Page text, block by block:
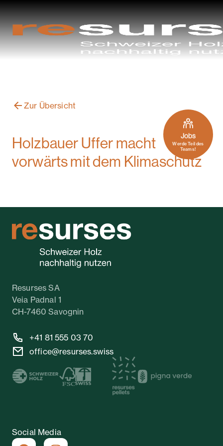
Jobs
Werde Teil des
Teams!
Zur Übersicht
Holzbauer Uffer macht
vorwärts mit dem Klimaschutz
Resurses SA
Veia Padnal 1
CH-7460 Savognin
+41 81 555 03 70
office@resurses.swiss
Social Media